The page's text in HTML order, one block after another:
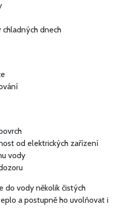
dnech
od elektrických zařízení
vody
do vody několik čistých
a postupně ho uvolňovat i